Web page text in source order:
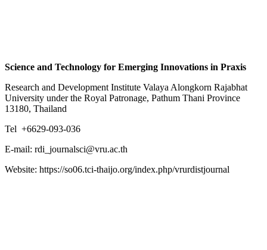
Science and Technology for Emerging Innovations in Praxis
Research and Development Institute Valaya Alongkorn Rajabhat
University under the Royal Patronage, Pathum Thani Province
13180, Thailand
Tel +6629-093-036
E-mail: rdi_journalsci@vru.ac.th
Website: https://so06.tci-thaijo.org/index.php/vrurdistjournal